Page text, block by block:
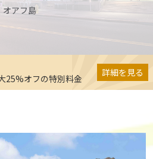
オアフ島
25%オフの特別料金
詳細を見る